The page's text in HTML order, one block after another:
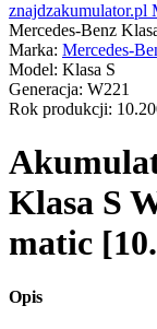
znajdzakumulator.pl
Mercedes-Benz
Marka: Mercedes-
Model: Klasa S
Generacja: W221
Rok produkcji:
Klasa S
matic
Opis